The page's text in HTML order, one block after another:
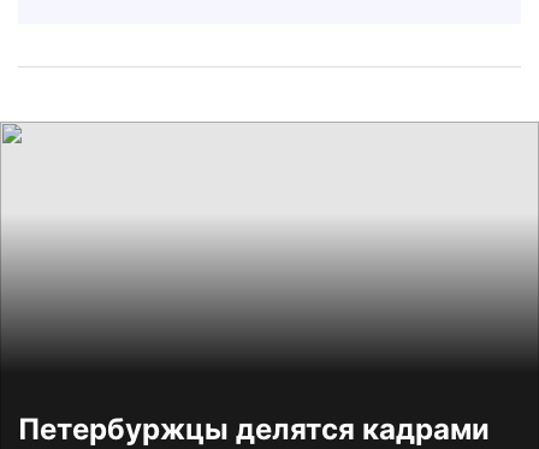
Петербуржцы делятся кадрами